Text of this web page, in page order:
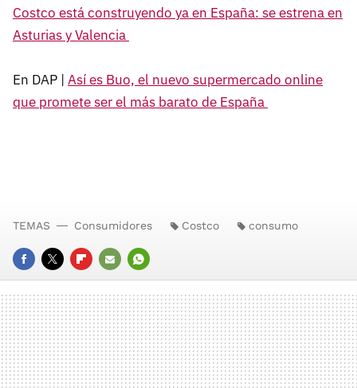
Costco está construyendo ya en España: se estrena en
Asturias y Valencia
En DAP | Así es Buo, el nuevo supermercado online
que promete ser el más barato de España
FACEBOOK
TWITTERFLIPBOARD
E-
MAIL
WHATSAPP
TEMAS Consumidores Costco consumo